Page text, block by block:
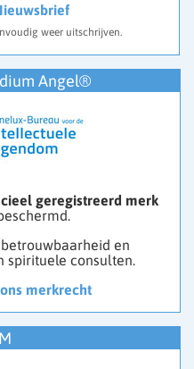
weer uitschrijven.
Angel®
geregistreerd merk
en
spirituele consulten.
merkrecht